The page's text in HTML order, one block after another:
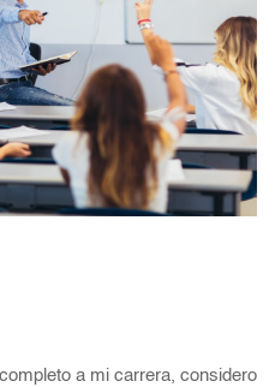
a mi carrera, considero